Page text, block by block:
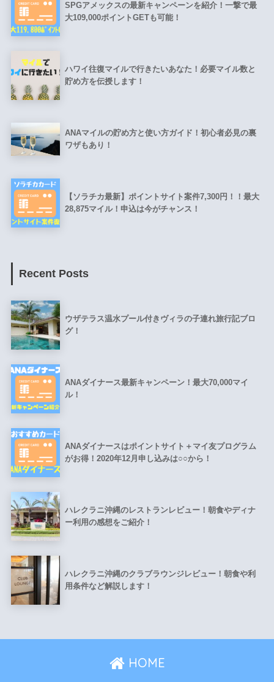
SPGアメックスの最新キャンペーンを紹介！一撃で最
大109,000ポイントGETも可能！
ハワイ往復マイルで行きたいあなた！必要マイル数と
貯め方を伝授します！
ANAマイルの貯め方と使い方ガイド！初心者必見の裏
ワザもあり！
【ソラチカ最新】ポイントサイト案件7,300円！！最大
28,875マイル！申込は今がチャンス！
Recent Posts
ウザテラス温水プール付きヴィラの子連れ旅行記ブロ
グ！
ANAダイナース最新キャンペーン！最大70,000マイ
ル！
ANAダイナースはポイントサイト＋マイ友プログラム
がお得！2020年12月申し込みは○○から！
ハレクラニ沖縄のレストランレビュー！朝食やディナ
ー利用の感想をご紹介！
ハレクラニ沖縄のクラブラウンジレビュー！朝食や利
用条件など解説します！
HOME